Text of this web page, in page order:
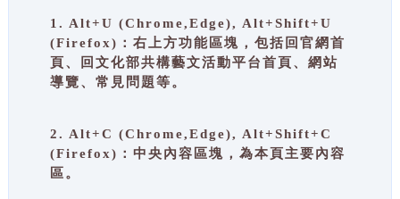
1. Alt+U (Chrome,Edge), Alt+Shift+U
(Firefox)：右上方功能區塊，包括回官網首
頁、回文化部共構藝文活動平台首頁、網站
導覽、常見問題等。
2. Alt+C (Chrome,Edge), Alt+Shift+C
(Firefox)：中央內容區塊，為本頁主要內容
區。